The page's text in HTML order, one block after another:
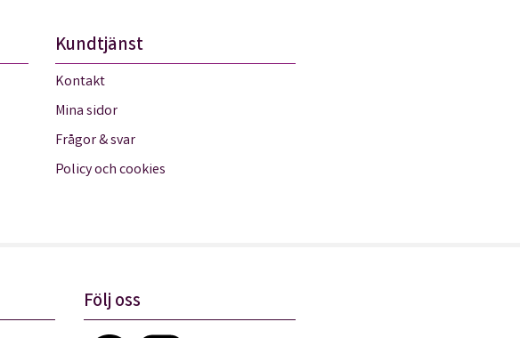
Kundtjänst
Kontakt
Mina sidor
Frågor & svar
Policy och cookies
Följ oss